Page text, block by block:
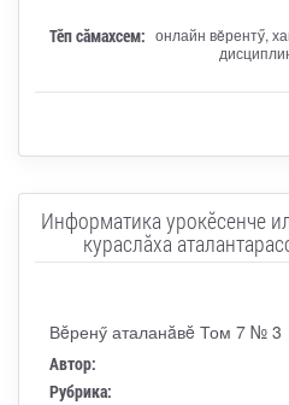
Тӗп сӑмахсем: онлайн вĕрентӳ,
Информатика урокĕсенче
кураслăха
Вĕренӳ аталанăвĕ Том 7 № 3
Автор:
Рубрика: